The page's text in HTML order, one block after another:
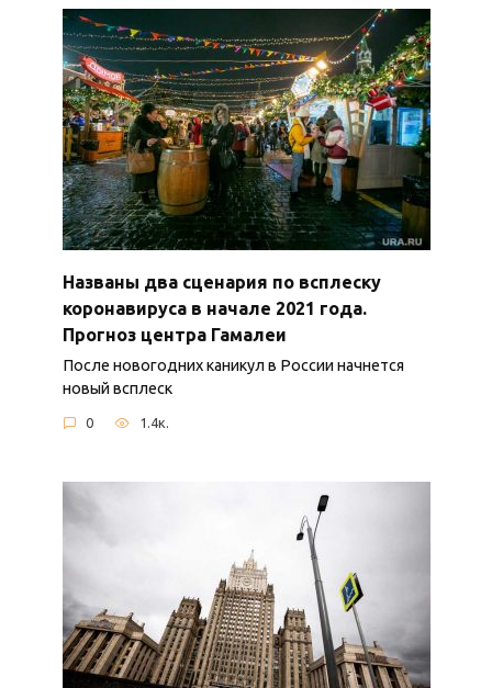
Названы два сценария по всплеску
коронавируса в начале 2021 года.
Прогноз центра Гамалеи
После новогодних каникул в России начнется
новый всплеск
0 1.4к.